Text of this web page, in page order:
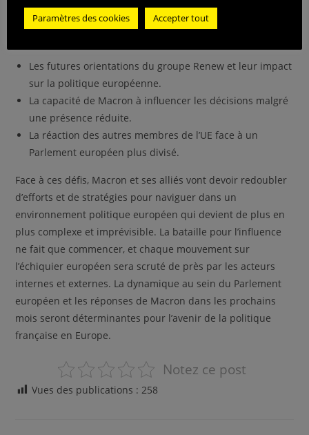
Les futures orientations du groupe Renew et leur impact
sur la politique européenne.
La capacité de Macron à influencer les décisions malgré
une présence réduite.
La réaction des autres membres de l’UE face à un
Parlement européen plus divisé.
Face à ces défis, Macron et ses alliés vont devoir redoubler
d’efforts et de stratégies pour naviguer dans un
environnement politique européen qui devient de plus en
plus complexe et imprévisible. La bataille pour l’influence
ne fait que commencer, et chaque mouvement sur
l’échiquier européen sera scruté de près par les acteurs
internes et externes. La dynamique au sein du Parlement
européen et les réponses de Macron dans les prochains
mois seront déterminantes pour l’avenir de la politique
française en Europe.
Notez ce post
Vues des publications : 258
Paramètres des cookies Accepter tout